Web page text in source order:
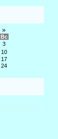
»
Вс
3
10
17
24